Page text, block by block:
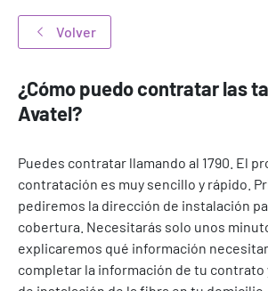
Volver
¿Cómo puedo contratar las
Avatel?
Puedes contratar llamando al 1790. El
contratación es muy sencillo y rápido.
pediremos la dirección de instalación
cobertura. Necesitarás solo unos
explicaremos qué información
completar la información de tu contrato